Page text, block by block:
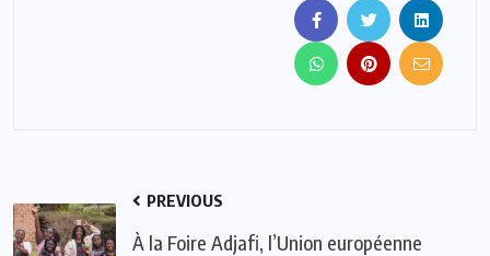
PREVIOUS
À la Foire Adjafi, l’Union européenne